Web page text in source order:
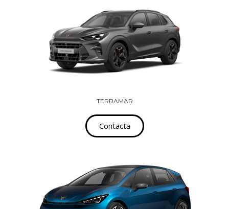
TERRAMAR
Contacta